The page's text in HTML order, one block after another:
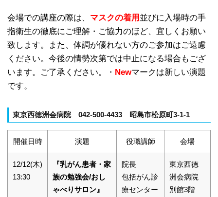
会場での講座の際は、 マスクの着用 並びに入場時の手
指衛生の徹底にご理解・ご協力のほど、宜しくお願い
致します。また、体調が優れない方のご参加はご遠慮
ください。今後の情勢次第では中止になる場合もござ
います。ご了承ください。・ Newマークは新しい演題
です。
東京西徳洲会病院 042-500-4433 昭島市松原町3-1-1
開催日時 演題 役職講師 会場
12/12(木)
13:30
『乳がん患者・家
族の勉強会/おし
ゃべりサロン』
院長
包括がん診
療センター
東京西徳
洲会病院
別館3階